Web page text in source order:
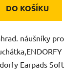
DO KOŠÍKU
náušníky pro
Earpads Soft